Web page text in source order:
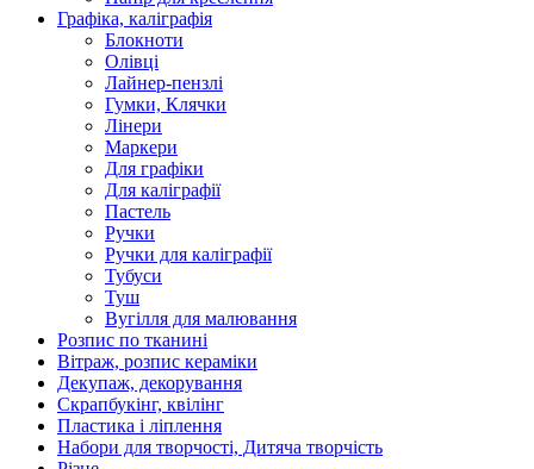
Графіка, каліграфія
Блокноти
Олівці
Лайнер-пензлі
Гумки, Клячки
Лінери
Маркери
Для графіки
Для каліграфії
Пастель
Ручки
Ручки для каліграфії
Тубуси
Туш
Вугілля для малювання
Розпис по тканині
Вітраж, розпис кераміки
Декупаж, декорування
Скрапбукінг, квілінг
Пластика і ліплення
Набори для творчості, Дитяча творчість